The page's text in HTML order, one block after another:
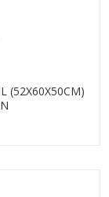
(52X60X50CM)